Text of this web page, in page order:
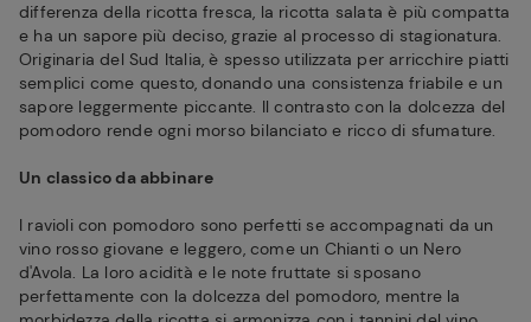
differenza della ricotta fresca, la ricotta salata è più compatta
e ha un sapore più deciso, grazie al processo di stagionatura.
Originaria del Sud Italia, è spesso utilizzata per arricchire piatti
semplici come questo, donando una consistenza friabile e un
sapore leggermente piccante. Il contrasto con la dolcezza del
pomodoro rende ogni morso bilanciato e ricco di sfumature.
Un classico da abbinare
I ravioli con pomodoro sono perfetti se accompagnati da un
vino rosso giovane e leggero, come un Chianti o un Nero
d'Avola. La loro acidità e le note fruttate si sposano
perfettamente con la dolcezza del pomodoro, mentre la